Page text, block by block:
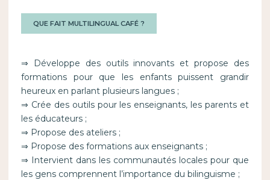
QUE FAIT MULTILINGUAL CAFÉ ?
⇒ Développe des outils innovants et propose des
formations pour que les enfants puissent grandir
heureux en parlant plusieurs langues ;
⇒ Crée des outils pour les enseignants, les parents et
les éducateurs ;
⇒ Propose des ateliers ;
⇒ Propose des formations aux enseignants ;
⇒ Intervient dans les communautés locales pour que
les gens comprennent l’importance du bilinguisme ;